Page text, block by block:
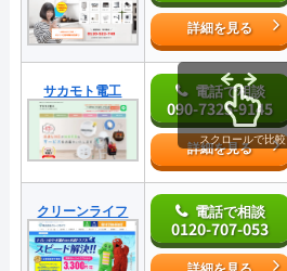
詳細を見る
サカモト電工 電話で相談
090-7325-9145
詳細を見る
クリーンライフ 電話で相談
0120-707-053
スクロールで比較